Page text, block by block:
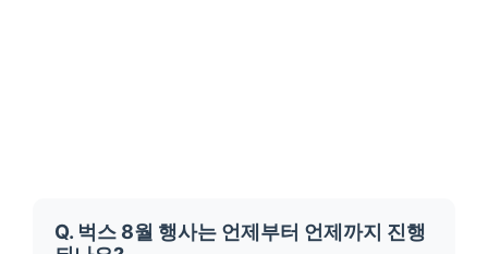
Q. 벅스 8월 행사는 언제부터 언제까지 진행